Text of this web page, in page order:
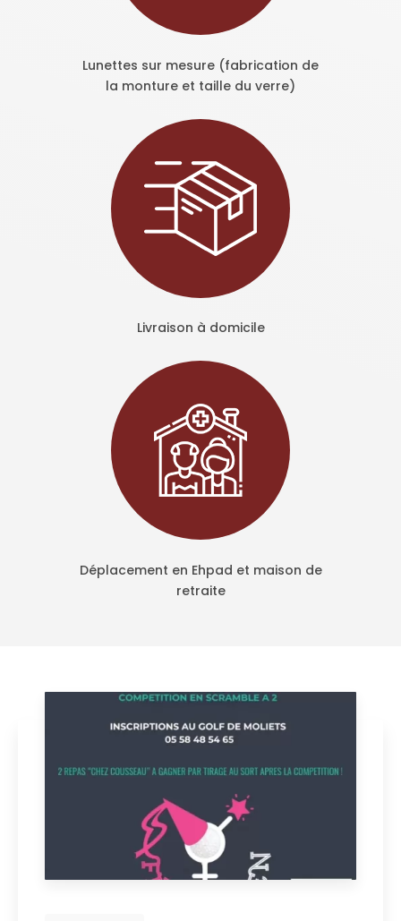
Lunettes sur mesure (fabrication de
la monture et taille du verre)
Livraison à domicile
Déplacement en Ehpad et maison de
retraite